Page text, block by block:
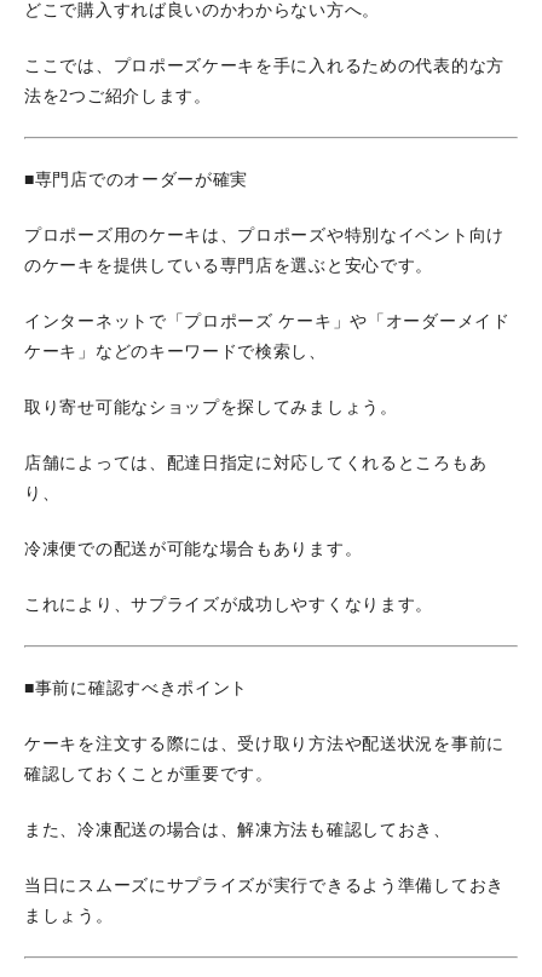
どこで購入すれば良いのかわからない方へ。
ここでは、プロポーズケーキを手に入れるための代表的な方
法を2つご紹介します。
■専門店でのオーダーが確実
プロポーズ用のケーキは、プロポーズや特別なイベント向け
のケーキを提供している専門店を選ぶと安心です。
インターネットで「プロポーズ ケーキ」や「オーダーメイド
ケーキ」などのキーワードで検索し、
取り寄せ可能なショップを探してみましょう。
店舗によっては、配達日指定に対応してくれるところもあ
り、
冷凍便での配送が可能な場合もあります。
これにより、サプライズが成功しやすくなります。
■事前に確認すべきポイント
ケーキを注文する際には、受け取り方法や配送状況を事前に
確認しておくことが重要です。
また、冷凍配送の場合は、解凍方法も確認しておき、
当日にスムーズにサプライズが実行できるよう準備しておき
ましょう。